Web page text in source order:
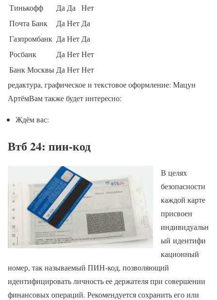
Тинькофф
Да Да
Нет
Почта Банк
Да Нет Да
Газпромбанк Да Нет Да
Росбанк
Да НетНет
Банк Москвы Да НетНет
редактура, графическое и текстовое оформление: Мацун
АртёмВам также будет интересно:
Ждём вас:
Втб 24: пин-код
В целях
безопасности
каждой карте
присвоен
индивидуальн
ый идентифи
кационный
номер, так называемый ПИН-код, позволяющий
идентифицировать личность ее держателя при совершении
финансовых операций. Рекомендуется сохранить его или